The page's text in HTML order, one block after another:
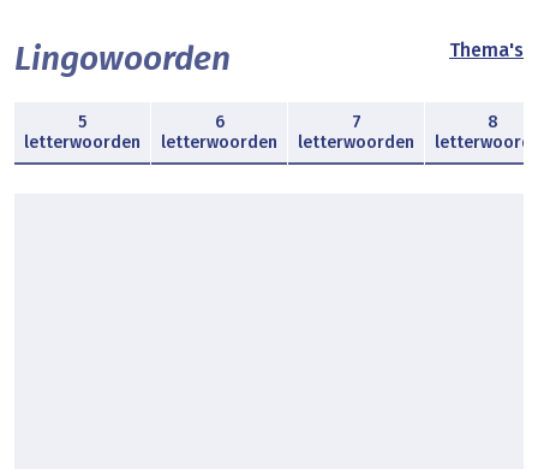
Lingowoorden Thema's
5
letterwoorden
6
letterwoorden
7
letterwoorden
8